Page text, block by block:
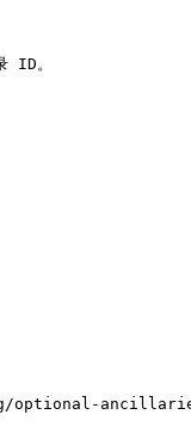
ID。
ancillaries/